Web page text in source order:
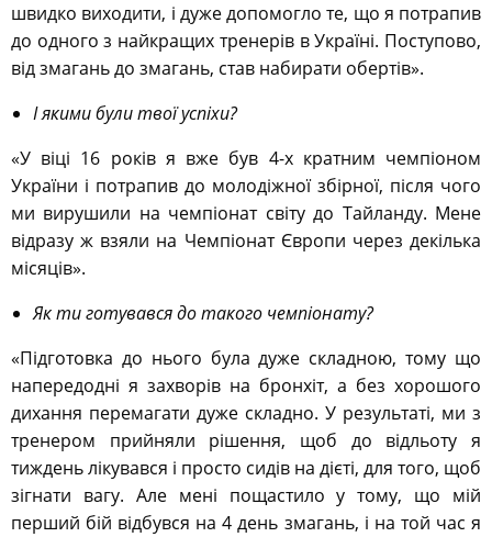
швидко виходити, і дуже допомогло те, що я потрапив
до одного з найкращих тренерів в Україні. Поступово,
від змагань до змагань, став набирати обертів».
І якими були твої успіхи?
«У віці 16 років я вже був 4-х кратним чемпіоном
України і потрапив до молодіжної збірної, після чого
ми вирушили на чемпіонат світу до Тайланду. Мене
відразу ж взяли на Чемпіонат Європи через декілька
місяців».
Як ти готувався до такого чемпіонату?
«Підготовка до нього була дуже складною, тому що
напередодні я захворів на бронхіт, а без хорошого
дихання перемагати дуже складно. У результаті, ми з
тренером прийняли рішення, щоб до відльоту я
тиждень лікувався і просто сидів на дієті, для того, щоб
зігнати вагу. Але мені пощастило у тому, що мій
перший бій відбувся на 4 день змагань, і на той час я